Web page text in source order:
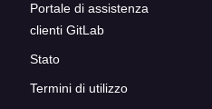
Portale di assistenza
clienti GitLab
Stato
Termini di utilizzo